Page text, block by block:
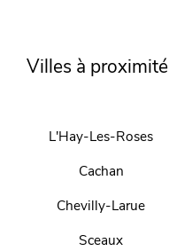
Villes à
L'Hay-Les-Roses
Cachan
Chevilly-Larue
Sceaux